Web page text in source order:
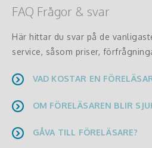
FAQ Frågor & svar
Här hittar du svar på de
service, såsom priser,
VAD KOSTAR EN
OM FÖRELÄSAREN BLIR
GÅVA TILL FÖRELÄSARE?